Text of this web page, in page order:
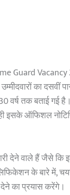
Guard
का दसवीं
30 वर्ष तक बताई
इसके ऑफिशल
देने वाले हैं जैसे कि
के बारे में,
का प्रयास करेंगे।